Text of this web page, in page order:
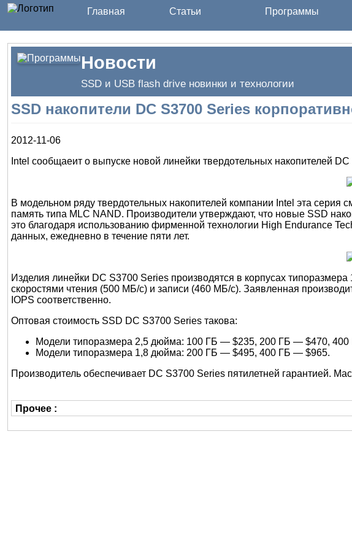
Главная Статьи Программы
Новости
SSD и USB flash drive новинки и технологии
SSD накопители DC S3700 Series
2012-11-06
Intel сообщаеит о выпуске новой линейки твердотельных накопителей
В модельном ряду твердотельных накопителей компании Intel эта серия
память типа MLC NAND. Производители утверждают, что новые SSD
это благодаря использованию фирменной технологии High Endurance
данных, ежедневно в течение пяти лет.
Изделия линейки DC S3700 Series производятся в корпусах
скоростями чтения (500 МБ/с) и записи (460 МБ/с). Заявленная
IOPS соответственно.
Оптовая стоимость SSD DC S3700 Series такова:
Модели типоразмера 2,5 дюйма: 100 ГБ — $235, 200 ГБ — $470,
Модели типоразмера 1,8 дюйма: 200 ГБ — $495, 400 ГБ — $965.
Производитель обеспечивает DC S3700 Series пятилетней гарантией.
Прочее :